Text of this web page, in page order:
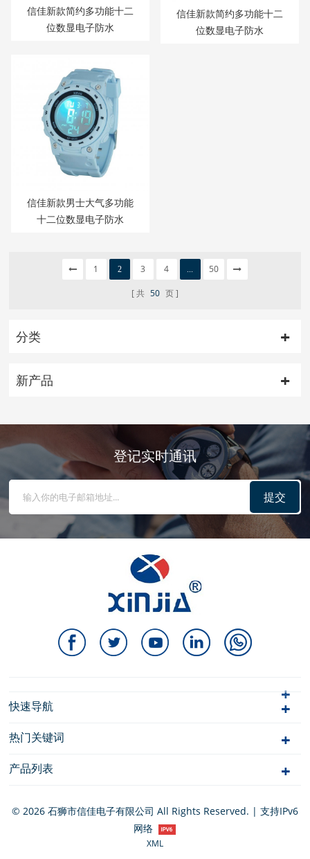
信佳新款简约多功能十二
位数显电子防水
信佳新款简约多功能十二
位数显电子防水
信佳新款男士大气多功能
十二位数显电子防水
1 2 3 4 ... 50
共 50 页
分类
新产品
登记实时通讯
提交
快速导航
热门关键词
产品列表
© 2026 石狮市信佳电子有限公司 All Rights Reserved. | 支持IPv6
网络
XML